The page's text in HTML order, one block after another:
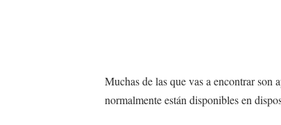
Muchas de las que vas a encontrar son
normalmente están disponibles en